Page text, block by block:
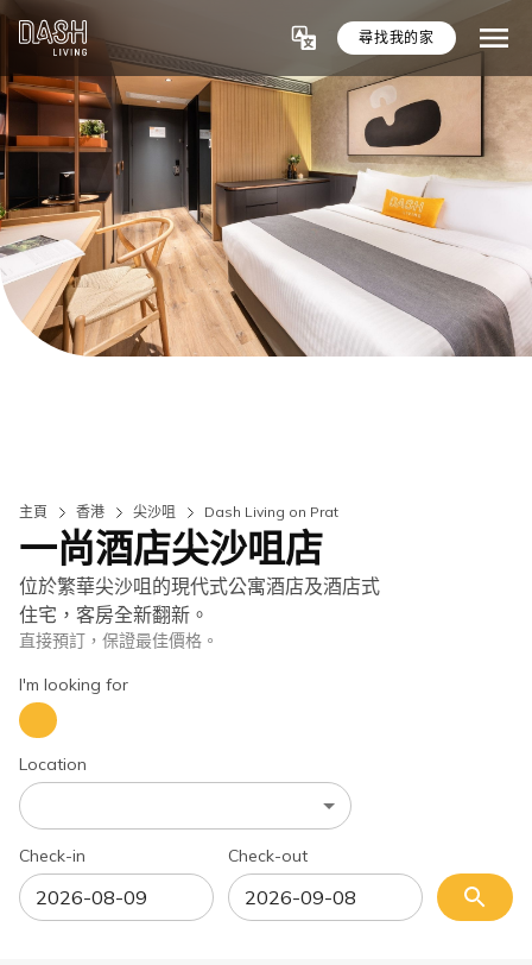
尋找我的家
主頁 香港 尖沙咀 Dash Living on Prat
一尚酒店尖沙咀店
位於繁華尖沙咀的現代式公寓酒店及酒店式
住宅，客房全新翻新。
直接預訂，保證最佳價格。
I'm looking for
Location
Check-in Check-out